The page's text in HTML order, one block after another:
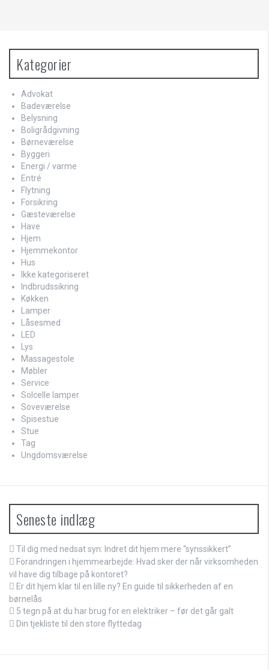
Kategorier
Advokat
Badeværelse
Belysning
Boligrådgivning
Børneværelse
Byggeri
Energi / varme
Entré
Flytning
Forsikring
Gæsteværelse
Have
Hjem
Hjemmekontor
Hus
Ikke kategoriseret
Indbrudssikring
Køkken
Lamper
Låsesmed
LED
Lys
Massagestole
Møbler
Service
Solcelle lamper
Soveværelse
Spisestue
Stue
Tag
Ungdomsværelse
Seneste indlæg
Til dig med nedsat syn: Indret dit hjem mere “synssikkert”
Forandringen i hjemmearbejde: Hvad sker der når virksomheden
vil have dig tilbage på kontoret?
Er dit hjem klar til en lille ny? En guide til sikkerheden af en
børnelås
5 tegn på at du har brug for en elektriker – før det går galt
Din tjekliste til den store flyttedag